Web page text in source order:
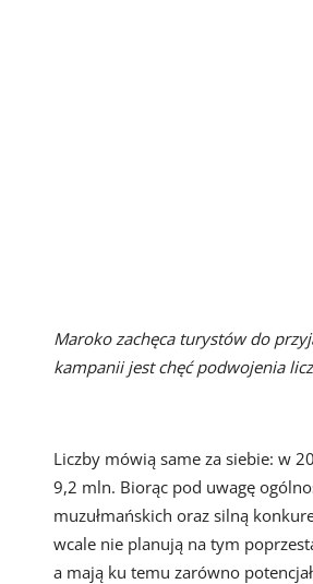
Maroko zachęca turystów do
kampanii jest chęć podwojenia
Liczby mówią same za siebie: w
9,2 mln. Biorąc pod uwagę
muzułmańskich oraz silną
wcale nie planują na tym
a mają ku temu zarówno